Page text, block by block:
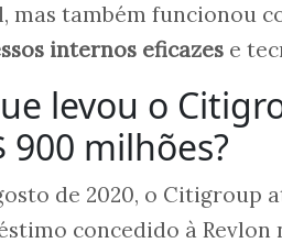
mas também funcionou
internos eficazes e
levou o
900 milhões?
de 2020, o Citigroup
concedido à Revlon